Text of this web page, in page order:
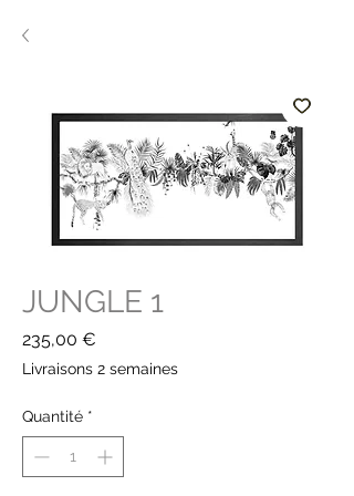
JUNGLE 1
235,00 €
Livraisons 2 semaines
Quantité *